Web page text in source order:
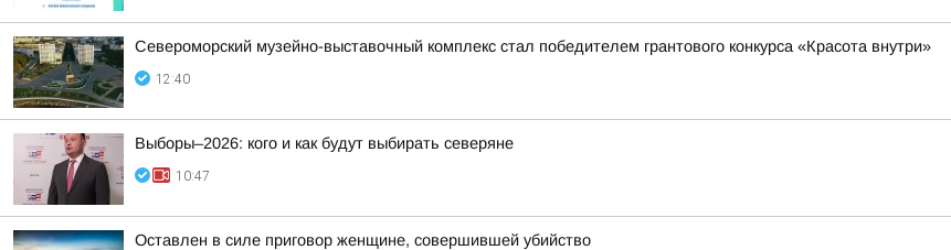
Североморский музейно-выставочный комплекс стал победителем грантового конкурса «Красота внутри»
12:40
Выборы–2026: кого и как будут выбирать северяне
10:47
Оставлен в силе приговор женщине, совершившей убийство